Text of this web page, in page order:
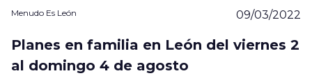
Menudo Es León 09/03/2022
Planes en familia en León del viernes 2
al domingo 4 de agosto